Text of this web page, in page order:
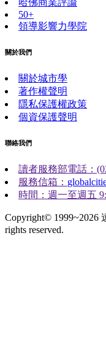
哈佛商業評論
50+
領導影響力學院
關於我們
關於城市學
著作權聲明
隱私保護權政策
個資保護聲明
聯絡我們
讀者服務部電話：
服務信箱：
時間：週一至週五
Copyright© 1999~2026
rights reserved.